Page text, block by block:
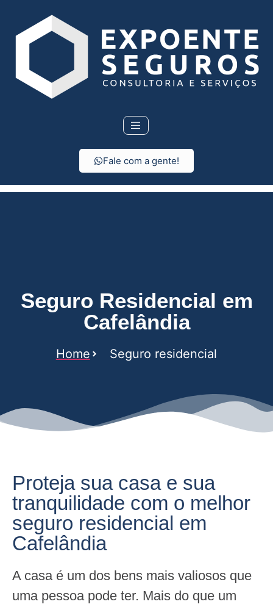
Fale com a gente!
Seguro Residencial em
Cafelândia
Home Seguro residencial
Proteja sua casa e sua
tranquilidade com o melhor
seguro residencial em
Cafelândia
A casa é um dos bens mais valiosos que
uma pessoa pode ter. Mais do que um